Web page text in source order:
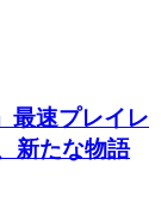
最速プレイレ
新たな物語